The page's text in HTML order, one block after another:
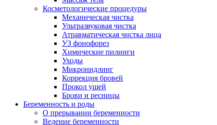
Косметологические процедуры
Механическая чистка
Ультразвуковая чистка
Атравматическая чистка лица
УЗ фонофорез
Химические пилинги
Уходы
Микронидлинг
Коррекция бровей
Прокол ушей
Брови и ресницы
Беременность и роды
О прерывании беременности
Ведение беременности